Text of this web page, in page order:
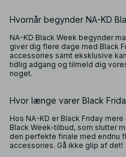
Hvornår begynder NA-KD
NA-KD Black Week begynder
giver dig flere dage med Black
accessories samt eksklusive
tidlig adgang og tilmeld dig
noget.
Hvor længe varer Black
Hos NA-KD er Black Friday
Black Week-tilbud, som slutter
den perfekte finale med endnu
accessories. Gå ikke glip af det!